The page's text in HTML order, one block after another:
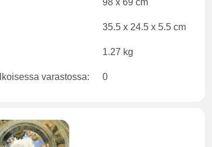
98 x 69 cm
35.5 x 24.5 x 5.5 cm
1.27 kg
varastossa: 0